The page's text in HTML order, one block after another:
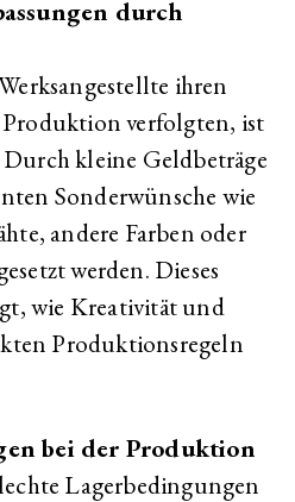
durch
ihren
verfolgten, ist
kleine Geldbeträge
Sonderwünsche wie
andere Farben oder
werden. Dieses
wie Kreativität und
Produktionsregeln
bei der Produktion
Lagerbedingungen